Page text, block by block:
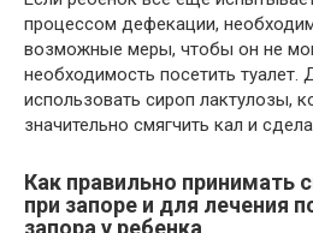
процессом дефекации,
возможные меры, чтобы он не
необходимость посетить туалет.
использовать сироп лактулозы,
значительно смягчить кал и
Как правильно принимать
при запоре и для лечения
запора у ребенка